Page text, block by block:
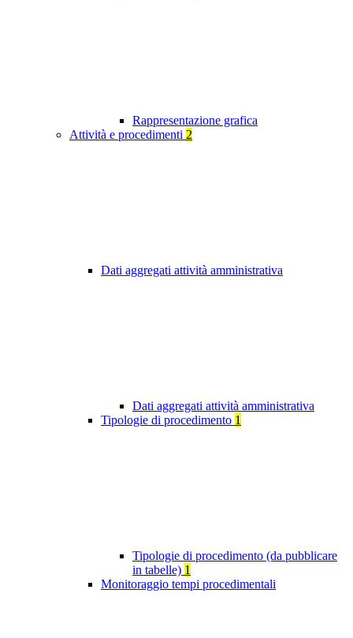
Rappresentazione grafica
Attività e procedimenti 2
Dati aggregati attività amministrativa
Dati aggregati attività amministrativa
Tipologie di procedimento 1
Tipologie di procedimento (da pubblicare
in tabelle) 1
Monitoraggio tempi procedimentali